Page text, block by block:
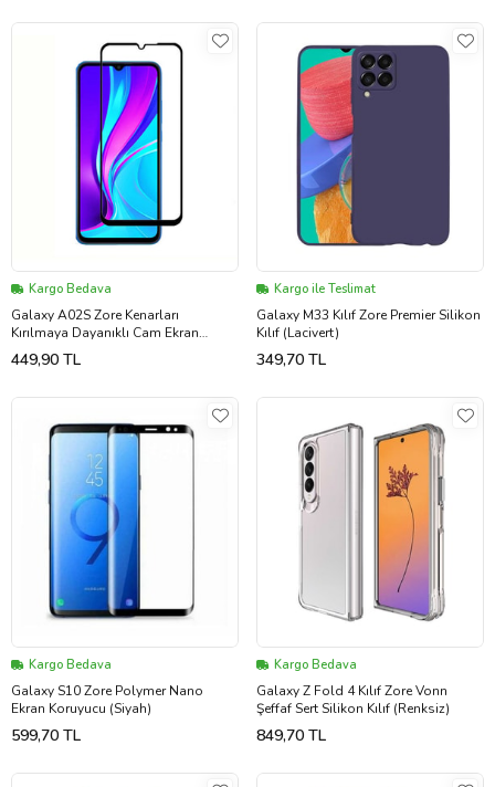
Kargo Bedava
Galaxy A02S Zore Kenarları
Kırılmaya Dayanıklı Cam Ekran
Koruyucu (Siyah)
449,90 TL
Kargo ile Teslimat
Galaxy M33 Kılıf Zore Premier Silikon
Kılıf (Lacivert)
349,70 TL
Kargo Bedava
Galaxy S10 Zore Polymer Nano
Ekran Koruyucu (Siyah)
599,70 TL
Kargo Bedava
Galaxy Z Fold 4 Kılıf Zore Vonn
Şeffaf Sert Silikon Kılıf (Renksiz)
849,70 TL